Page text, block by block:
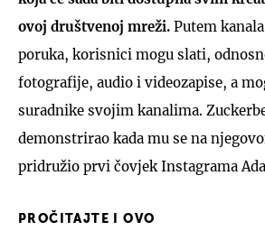
ovoj društvenoj mreži. Putem
poruka, korisnici mogu slati,
fotografije, audio i videozapise, a
suradnike svojim kanalima.
demonstrirao kada mu se na
pridružio prvi čovjek Instagrama
PROČITAJTE I OVO